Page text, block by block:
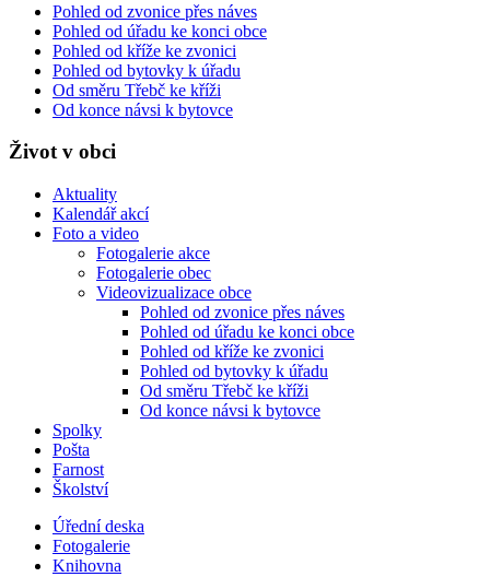
Pohled od zvonice přes náves
Pohled od úřadu ke konci obce
Pohled od kříže ke zvonici
Pohled od bytovky k úřadu
Od směru Třebč ke kříži
Od konce návsi k bytovce
Život v obci
Aktuality
Kalendář akcí
Foto a video
Fotogalerie akce
Fotogalerie obec
Videovizualizace obce
Pohled od zvonice přes náves
Pohled od úřadu ke konci obce
Pohled od kříže ke zvonici
Pohled od bytovky k úřadu
Od směru Třebč ke kříži
Od konce návsi k bytovce
Spolky
Pošta
Farnost
Školství
Úřední deska
Fotogalerie
Knihovna